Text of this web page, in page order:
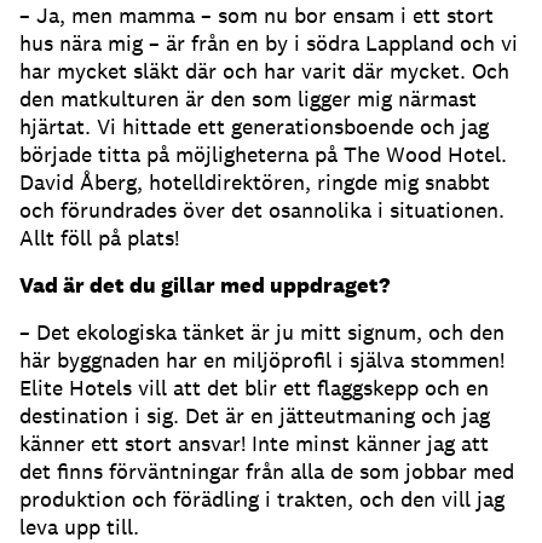
– Ja, men mamma – som nu bor ensam i ett stort
hus nära mig – är från en by i södra Lappland och vi
har mycket släkt där och har varit där mycket. Och
den matkulturen är den som ligger mig närmast
hjärtat. Vi hittade ett generationsboende och jag
började titta på möjligheterna på The Wood Hotel.
David Åberg, hotelldirektören, ringde mig snabbt
och förundrades över det osannolika i situationen.
Allt föll på plats!
Vad är det du gillar med uppdraget?
– Det ekologiska tänket är ju mitt signum, och den
här byggnaden har en miljöprofil i själva stommen!
Elite Hotels vill att det blir ett flaggskepp och en
destination i sig. Det är en jätteutmaning och jag
känner ett stort ansvar! Inte minst känner jag att
det finns förväntningar från alla de som jobbar med
produktion och förädling i trakten, och den vill jag
leva upp till.